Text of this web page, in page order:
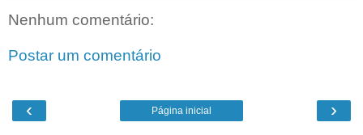
Nenhum comentário:
Postar um comentário
‹ ›
Página inicial